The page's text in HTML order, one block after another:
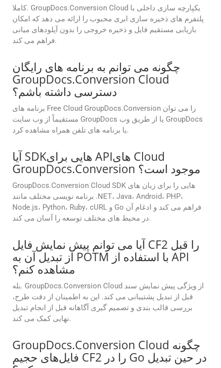
کاملا. GroupDocs.Conversion Cloud یکپارچه سازی داخلی با
پلتفرم های ذخیره سازی ابری محبوب را ارائه می دهد که امکان
بازیابی مستقیم فایل و ذخیره خروجی را بدون آپلودهای میانی
فراهم می کند.
چگونه می توانم به برنامه های رایگان
GroupDocs.Conversion Cloud
دسترسی داشته باشم؟
برنامه های Free Cloud GroupDocs.Conversion را می توان
مستقیماً از وب سایت GroupDocs یا از طریق وب GroupDocs
یا برنامه های تلفن همراه مشاهده کرد.
آیا SDKهایی برای APIهای Cloud
GroupDocs.Conversion موجود است؟
GroupDocs.Conversion Cloud SDK هایی را برای زبان های
برنامه نویسی مختلف مانند .NET، Java، Android، PHP،
Node.js، Python، Ruby، cURL و Go فراهم می کند و ادغام آن
در محیط های مختلف توسعه را آسان می کند.
آیا می توانم پیش نمایش فایل CF2 را قبل
از تبدیل آن به POTM با استفاده از API
مشاهده کنم؟
بله. GroupDocs.Conversion Cloud از ویژگی پیش نمایش سند
قبل از تبدیل پشتیبانی می کند. این به اطمینان از دقت طرح،
بررسی قالب بندی و تصمیم گیری آگاهانه قبل از انجام تبدیل
نهایی کمک می کند.
GroupDocs.Conversion Cloud چگونه
فایل‌های حجیم CF2 را در Go در حین تبدیل